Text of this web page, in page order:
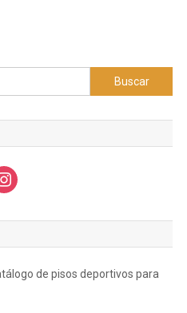
Buscar:
de pisos deportivos para